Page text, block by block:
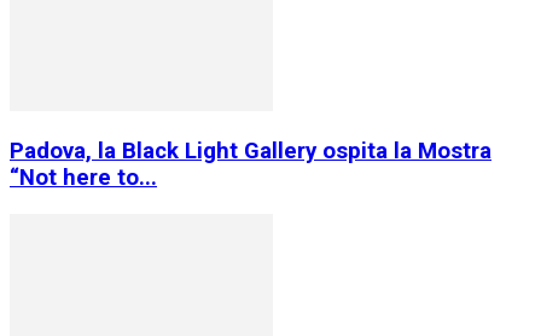
Padova, la Black Light Gallery ospita la Mostra
“Not here to...